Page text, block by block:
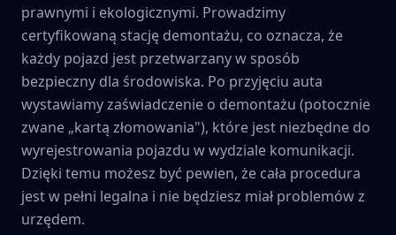
prawnymi i ekologicznymi. Prowadzimy
certyfikowaną stację demontażu, co oznacza, że
każdy pojazd jest przetwarzany w sposób
bezpieczny dla środowiska. Po przyjęciu auta
wystawiamy zaświadczenie o demontażu (potocznie
zwane „kartą złomowania"), które jest niezbędne do
wyrejestrowania pojazdu w wydziale komunikacji.
Dzięki temu możesz być pewien, że cała procedura
jest w pełni legalna i nie będziesz miał problemów z
urzędem.